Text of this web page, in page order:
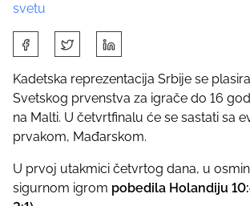
svetu
h
a
r
e
t
i
s
Kadetska reprezentacija Srbije se
Svetskog prvenstva za igrače do 16
na Malti. U četvrtfinalu će se sastati sa
prvakom, Mađarskom.
U prvoj utakmici četvrtog dana, u
sigurnom igrom pobedila Holandiju